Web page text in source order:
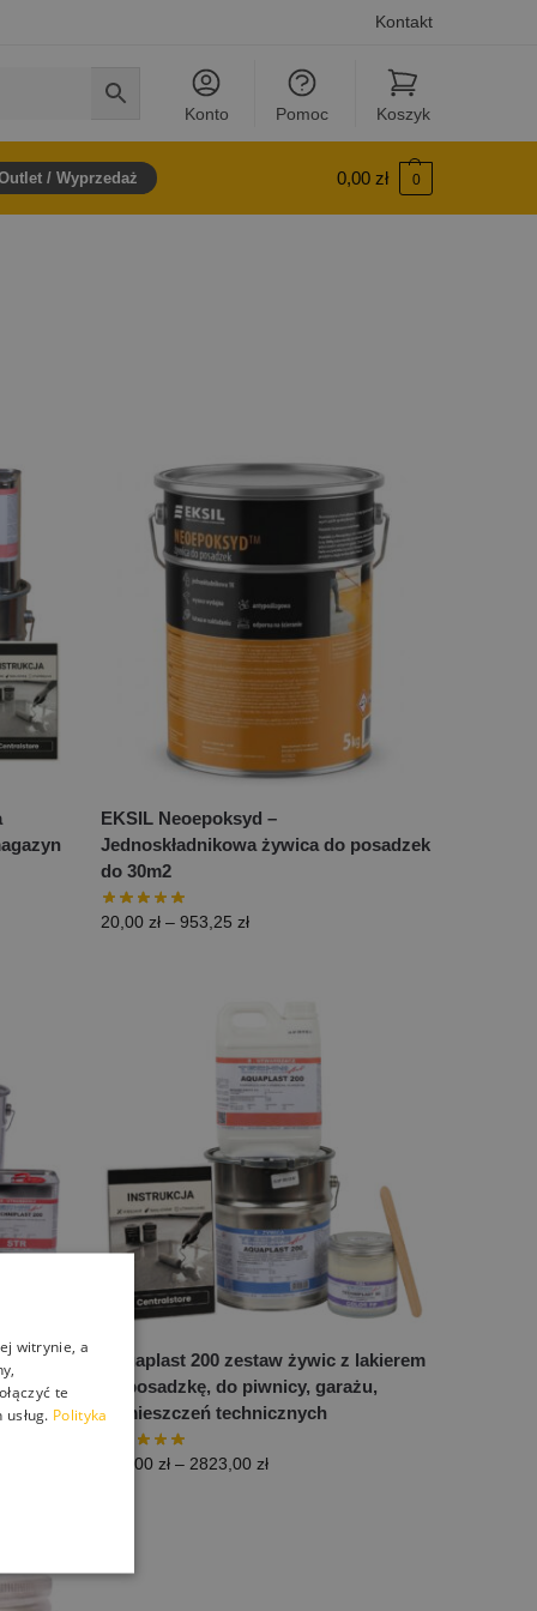
Kontakt
Konto Pomoc Koszyk
/ Wyprzedaż 0,00 zł 0
EKSIL Neoepoksyd –
Jednoskładnikowa żywica do posadzek
do 30m2
20,00 zł – 953,25 zł
i
Aquaplast 200 zestaw żywic z lakierem
na posadzkę, do piwnicy, garażu,
pomieszczeń technicznych
257,00 zł – 2823,00 zł
witrynie, a
te
Polityka